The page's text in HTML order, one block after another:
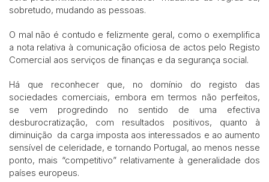
sobretudo, mudando as pessoas.
O mal não é contudo e felizmente geral, como o exemplifica
a nota relativa à comunicação oficiosa de actos pelo Registo
Comercial aos serviços de finanças e da segurança social.
Há que reconhecer que, no domínio do registo das
sociedades comerciais, embora em termos não perfeitos,
se vem progredindo no sentido de uma efectiva
desburocratização, com resultados positivos, quanto à
diminuição da carga imposta aos interessados e ao aumento
sensível de celeridade, e tornando Portugal, ao menos nesse
ponto, mais “competitivo” relativamente à generalidade dos
países europeus.